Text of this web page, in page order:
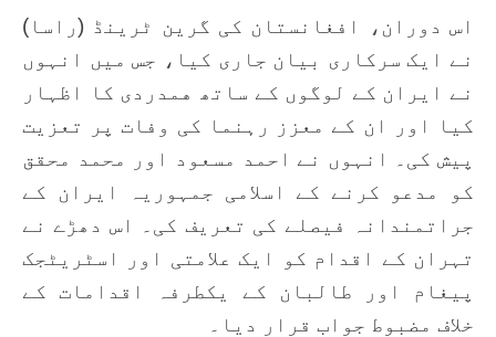
اس دوران، افغانستان کی گرین ٹرینڈ (راسا)
نے ایک سرکاری بیان جاری کیا، جس میں انہوں
نے ایران کے لوگوں کے ساتھ همدردی کا اظہار
کیا اور ان کے معزز رہنما کی وفات پر تعزیت
پیش کی۔ انہوں نے احمد مسعود اور محمد محقق
کو مدعو کرنے کے اسلامی جمہوریہ ایران کے
جراتمندانہ فیصلے کی تعریف کی۔ اس دھڑے نے
تہران کے اقدام کو ایک علامتی اور اسٹریٹجک
پیغام اور طالبان کے یکطرفہ اقدامات کے
خلاف مضبوط جواب قرار دیا۔